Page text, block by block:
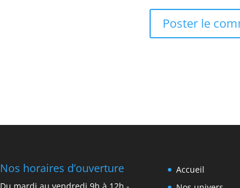
Nos horaires d’ouverture
Accueil